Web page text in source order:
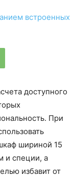
доступного
При
шириной 15
и специи, а
избавит от